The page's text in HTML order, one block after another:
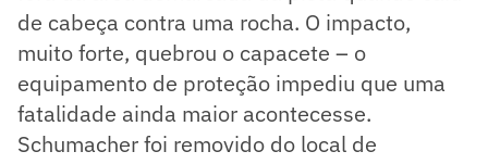
de cabeça contra uma rocha. O impacto,
muito forte, quebrou o capacete – o
equipamento de proteção impediu que uma
fatalidade ainda maior acontecesse.
Schumacher foi removido do local de